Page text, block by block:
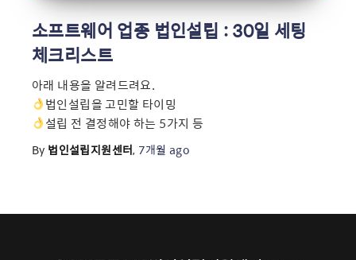
소프트웨어 업종 법인설립 : 30일 세팅
체크리스트
아래 내용을 알려드려요.
법인설립을 고민할 타이밍
설립 전 결정해야 하는 5가지 등
By 법인설립지원센터, 7개월 ago